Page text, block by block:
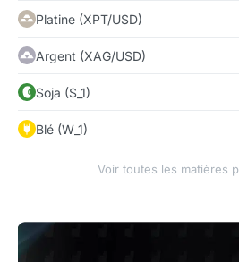
Platine (XPT/USD)
Argent (XAG/USD)
Soja (S_1)
Blé (W_1)
Voir toutes les matières